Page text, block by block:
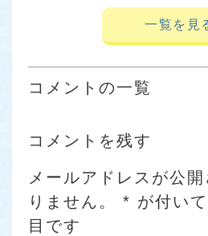
一覧を見
コメントの一覧
コメントを残す
メールアドレスが公
りません。
* が付い
目です